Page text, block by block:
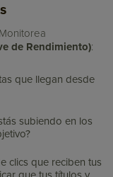
de Rendimiento):
que llegan desde
subiendo en los
clics que reciben tus